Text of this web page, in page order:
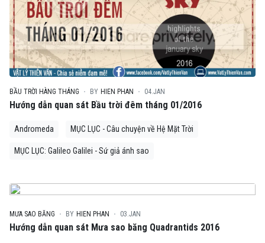
BẦU TRỜI HÀNG THÁNG BY HIEN PHAN 04.JAN
Hướng dẫn quan sát Bầu trời đêm tháng 01/2016
Andromeda MỤC LỤC - Câu chuyện về Hệ Mặt Trời
MỤC LỤC: Galileo Galilei - Sứ giả ánh sao
MƯA SAO BĂNG BY HIEN PHAN 03.JAN
Hướng dẫn quan sát Mưa sao băng Quadrantids 2016